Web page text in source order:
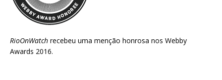
RioOnWatch recebeu uma menção honrosa nos Webby
Awards 2016.